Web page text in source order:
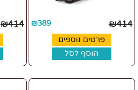
₪414
₪389
פרטים נוספים
הוסף לסל
₪414